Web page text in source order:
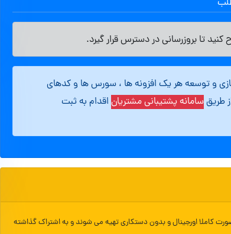
کنید تا بروزرسانی در دسترس قرار گیرد.
و توسعه هر یک افزونه ها ، سورس ها و کدهای
طریقسامانه پشتیبانی مشتریان اقدام به ثبت
کاملا اورجینال و بدون دستکاری تهیه می شوند و به اشتراک گذاشته